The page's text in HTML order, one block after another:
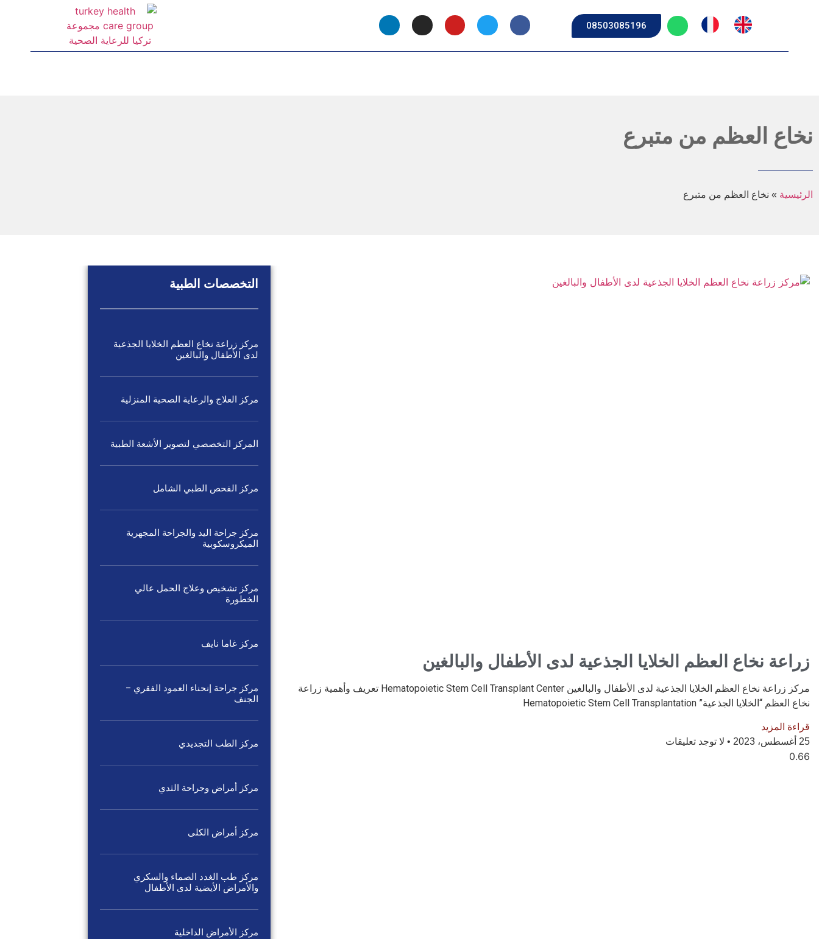
08503085196
نخاع العظم من متبرع
الرئيسية » نخاع العظم من متبرع
زراعة نخاع العظم الخلايا الجذعية لدى الأطفال والبالغين
مركز زراعة نخاع العظم الخلايا الجذعية لدى الأطفال والبالغين Hematopoietic Stem Cell Transplant Center تعريف وأهمية زراعة
نخاع العظم “الخلايا الجذعية” Hematopoietic Stem Cell Transplantation
قراءة المزيد
25 أغسطس، 2023 لا توجد تعليقات
التخصصات الطبية
مركز زراعة نخاع العظم الخلايا الجذعية
لدى الأطفال والبالغين
مركز العلاج والرعاية الصحية المنزلية
المركز التخصصي لتصوير الأشعة الطبية
مركز الفحص الطبي الشامل
مركز جراحة اليد والجراحة المجهرية
الميكروسكوبية
مركز تشخيص وعلاج الحمل عالي
الخطورة
مركز غاما نايف
مركز جراحة إنحناء العمود الفقري –
الجنف
مركز الطب التجديدي
مركز أمراض وجراحة الثدي
مركز أمراض الكلى
مركز طب الغدد الصماء والسكري
والأمراض الأيضية لدى الأطفال
مركز الأمراض الداخلية